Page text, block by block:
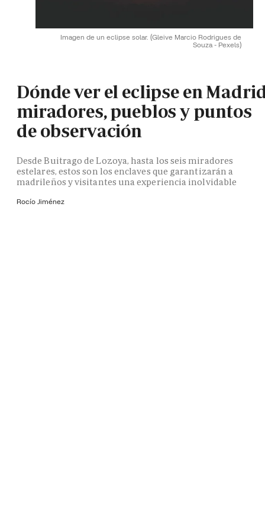
Imagen de un eclipse solar. (Gleive Marcio Rodrigues de
Souza - Pexels)
Dónde ver el eclipse en
miradores, pueblos y puntos
de observación
Desde Buitrago de Lozoya, hasta los seis miradores
estelares, estos son los enclaves que garantizarán a
madrileños y visitantes una experiencia inolvidable
Rocío Jiménez